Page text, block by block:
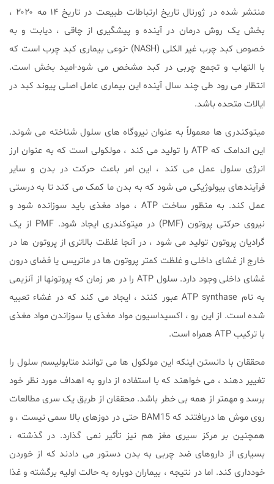
منتشر شده در ژورنال تاریخ ارتباطات طبیعت در تاریخ ۱۴ مه ۲۰۲۰ ،
بخش یک روش درمان در آینده و پیشگیری از چاقی ، دیابت و به
خصوص کبد چرب غیر الکلی (NASH) -نوعی بیماری کبد چرب است که
با التهاب و تجمع چربی در کبد مشخص می شود-امید بخش است.
انتظار می رود طی چند سال آینده این بیماری عامل اصلی پیوند کبد در
ایالات متحده باشد.
میتوکندری ها معمولاً به عنوان نیروگاه های سلول شناخته می شوند.
این اندامک که ATP را تولید می کند ، مولکولی است که به عنوان ارز
انرژی سلول عمل می کند ، این امر باعث حرکت در بدن و سایر
فرآیندهای بیولوژیکی می شود که به بدن ما کمک می کند تا به درستی
عمل کند. به منظور ساخت ATP ، مواد مغذی باید سوزانده شود و
نیروی حرکتی پروتون (PMF) در میتوکندری ایجاد شود. PMF از یک
گرادیان پروتون تولید می شود ، در آنجا غلظت بالاتری از پروتون ها در
خارج از غشای داخلی و غلظت کمتر پروتون ها در ماتریس یا فضای درون
غشای داخلی وجود دارد. سلول ATP را در هر زمان که پروتونها از آنزیمی
به نام ATP synthase عبور کنند ، ایجاد می کند که در غشاء تعبیه
شده است. از این رو ، اکسیداسیون مواد مغذی یا سوزاندن مواد مغذی
با ترکیب ATP همراه است.
محققان با دانستن اینكه این مولكول ها می توانند متابولیسم سلول را
تغییر دهند ، می خواهند كه با استفاده از دارو به اهداف مورد نظر خود
برسد و مهمتر از همه بی خطر باشد. محققان از طریق یک سری مطالعات
روی موش ها دریافتند که BAM15 حتی در دوزهای بالا سمی نیست ، و
همچنین بر مرکز سیری مغز هم نیز تأثیر نمی گذارد. در گذشته ،
بسیاری از داروهای ضد چربی به بدن دستور می دادند که از خوردن
خودداری کند. اما در نتیجه ، بیماران دوباره به حالت اولیه برگشته و غذا